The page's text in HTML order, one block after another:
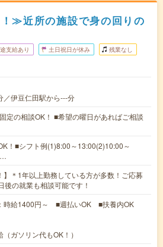
≫近所の施設で身の回りの
支給あり 土日祝日が休み 残業なし
／伊豆仁田駅から---分
定の相談OK！ ■希望の曜日があればご相談
！■シフト例(1)8:00～13:00(2)10:00～
】＊1年以上勤務している方が多数！ご応募
後の就業も相談可能です！
時給1400円～ ■週払いOK ■扶養内OK
ガソリン代もOK！）